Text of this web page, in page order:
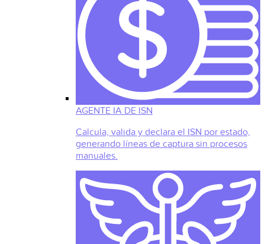
AGENTE IA DE ISN
Calcula, valida y declara el ISN por estado,
generando líneas de captura sin procesos
manuales.